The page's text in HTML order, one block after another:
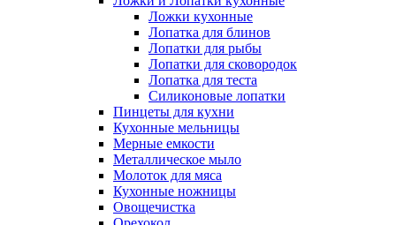
Ложки кухонные
Лопатка для блинов
Лопатки для рыбы
Лопатки для сковородок
Лопатка для теста
Силиконовые лопатки
Пинцеты для кухни
Кухонные мельницы
Мерные емкости
Металлическое мыло
Молоток для мяса
Кухонные ножницы
Овощечистка